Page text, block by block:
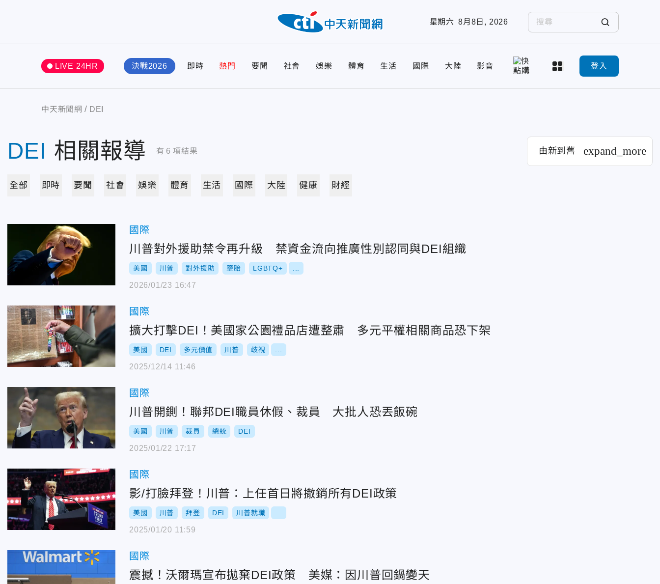
星期六 8月8日, 2026
LIVE 24HR 決戰2026 即時 熱門 要聞 社會 娛樂 體育 生活 國際 大陸 影音 登入
中天新聞網 DEI
DEI 相關報導 有 6 項結果 由新到舊 expand_more
全部 即時 要聞 社會 娛樂 體育 生活 國際 大陸 健康 財經
國際
川普對外援助禁令再升級 禁資金流向推廣性別認同與DEI組織
美國 川普 對外援助 墮胎 LGBTQ+
2026/01/23 16:47
國際
擴大打擊DEI！美國家公園禮品店遭整肅 多元平權相關商品恐下架
美國 DEI 多元價值 川普 歧視
2025/12/14 11:46
國際
川普開鍘！聯邦DEI職員休假、裁員 大批人恐丟飯碗
美國 川普 裁員 總統 DEI
2025/01/22 17:17
國際
影/打臉拜登！川普：上任首日將撤銷所有DEI政策
美國 川普 拜登 DEI 川普就職
2025/01/20 11:59
國際
震撼！沃爾瑪宣布拋棄DEI政策 美媒：因川普回鍋變天